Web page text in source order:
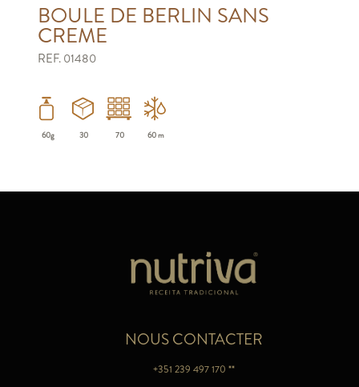
BOULE DE BERLIN SANS
CREME
REF. 01480
60g 30 70 60 m
NOUS CONTACTER
+351 239 497 170 **